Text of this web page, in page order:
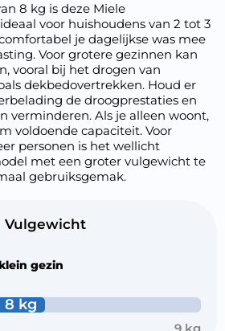
8 kg is deze Miele
voor huishoudens van 2 tot 3
je dagelijkse was mee
Voor grotere gezinnen kan
vooral bij het drogen van
dekbedovertrekken. Houd er
de droogprestaties en
verminderen. Als je alleen woont,
voldoende capaciteit. Voor
personen is het wellicht
met een groter vulgewicht te
gebruiksgemak.
Vulgewicht
gezin
8 kg